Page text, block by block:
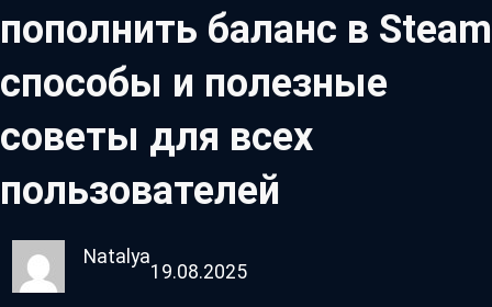
пополнить баланс в Steam
способы и полезные
советы для всех
пользователей
Natalya
19.08.2025